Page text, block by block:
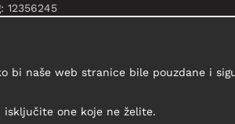
12356245
bi naše web stranice bile pouzdane i
one koje ne želite.